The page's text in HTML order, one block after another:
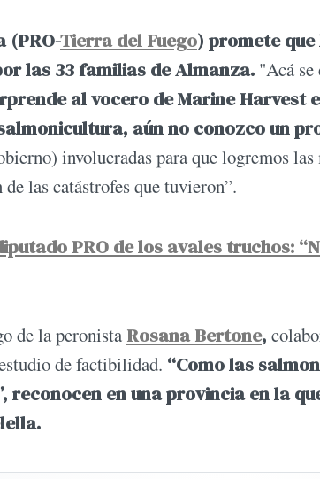
(PRO-Tierra del Fuego) promete
las 33 familias de Almanza. "Acá se
al vocero de Marine Harvest
aún no conozco un
involucradas para que logremos
las catástrofes que tuvieron”.
PRO de los avales truchos:
de la peronista Rosana Bertone,
de factibilidad. “Como las
reconocen en una provincia en la